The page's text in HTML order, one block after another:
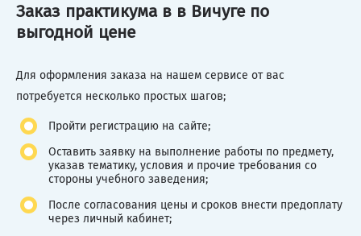
Заказ практикума в в Вичуге по
выгодной цене
Для оформления заказа на нашем сервисе от вас
потребуется несколько простых шагов;
Пройти регистрацию на сайте;
Оставить заявку на выполнение работы по предмету,
указав тематику, условия и прочие требования со
стороны учебного заведения;
После согласования цены и сроков внести предоплату
через личный кабинет;